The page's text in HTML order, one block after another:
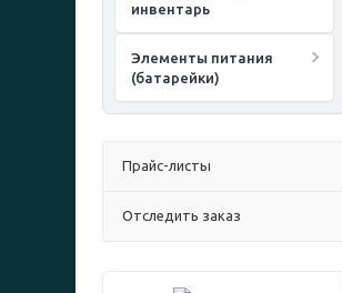
инвентарь
Элементы питания
(батарейки)
Прайс-листы
Отследить заказ